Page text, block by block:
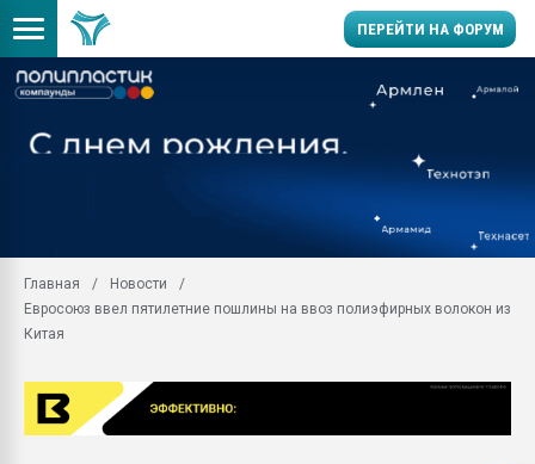
ПЕРЕЙТИ НА ФОРУМ
заводу пластмасс"
первый план в
Главная
Новости
Евросоюз ввел пятилетние пошлины на ввоз полиэфирных волокон из
Китая